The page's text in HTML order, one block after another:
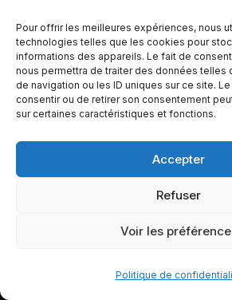
Pour offrir les meilleures expériences, nous
technologies telles que les cookies pour
informations des appareils. Le fait de
nous permettra de traiter des données telles
de navigation ou les ID uniques sur ce site.
consentir ou de retirer son consentement
sur certaines caractéristiques et fonctions.
Accepter
Refuser
Voir les
Politique de
chaque match.
Ensuite, parce que son
créer des comparaisons
permanentes : avec
Bellingham, Cristiano